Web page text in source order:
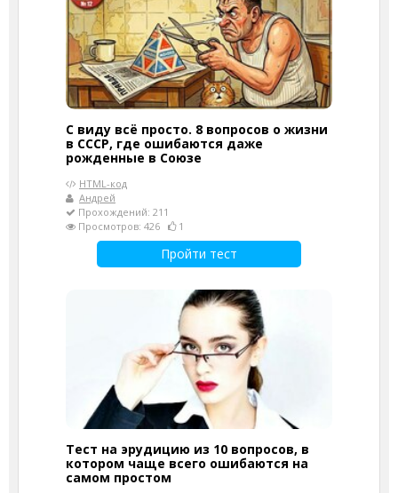
С виду всё просто. 8 вопросов о жизни
в СССР, где ошибаются даже
рожденные в Союзе
HTML-код
Андрей
Прохождений: 211
Просмотров: 426
1
Пройти тест
Тест на эрудицию из 10 вопросов, в
котором чаще всего ошибаются на
самом простом